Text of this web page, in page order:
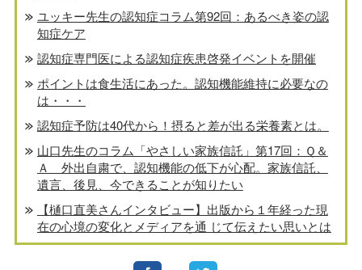
ユッキー先生の認知症コラム第92回：あるべき姿の認
知症ケア
認知症専門医による認知症疾患啓発イベントを開催
ポイントは食生活にあった。認知機能維持に必要なの
は・・・
認知症予防は40代から！摂ると差が出る栄養素とは。
山口先生のコラム「やさしい家族信託」第17回：Ｑ＆
Ａ 外出自粛で、認知機能の低下が心配。家族信託、
遺言、後見、今できることが知りたい
【樋口直美さんインタビュー】出版から１年経った現
在の心境の変化とメディアを通 じて伝えたい思いとは